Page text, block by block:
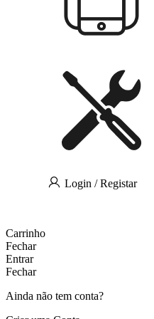
Login / Registar
Carrinho
Fechar
Entrar
Fechar
Ainda não tem conta?